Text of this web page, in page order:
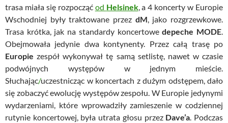
trasa miała się rozpocząć od Helsinek, a 4 koncerty w Europie
Wschodniej były traktowane przez dM, jako rozgrzewkowe.
Trasa krótka, jak na standardy koncertowedepeche MODE.
Obejmowała jedynie dwa kontynenty. Przez całą trasę po
Europie zespół wykonywał tę samą setlistę, nawet w czasie
podwójnych występów w jednym mieście.
Słuchając/uczestnicząc w koncertach z dużym odstępem, dało
się zobaczyć ewolucję występów zespołu. W Europie jedynymi
wydarzeniami, które wprowadziły zamieszenie w codziennej
rutynie koncertowej, była utrata głosu przez Dave’a. Podczas